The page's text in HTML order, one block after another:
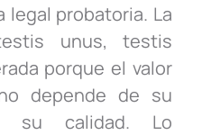
legal probatoria. La
unus, testis
porque el valor
depende de su
su calidad. Lo